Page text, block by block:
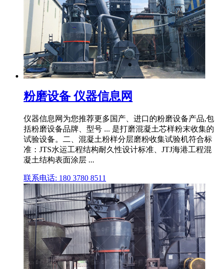
粉磨设备 仪器信息网
仪器信息网为您推荐更多国产、进口的粉磨设备产品,包
括粉磨设备品牌、型号 ... 是打磨混凝土芯样粉末收集的
试验设备。二、混凝土粉样分层磨粉收集试验机符合标
准：JTS水运工程结构耐久性设计标准、JTJ海港工程混
凝土结构表面涂层 ...
联系电话: 180 3780 8511